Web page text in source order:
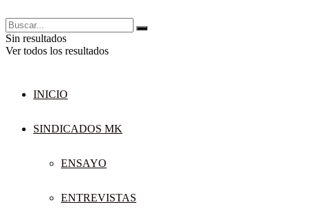
Sin resultados
Ver todos los resultados
INICIO
SINDICADOS MK
ENSAYO
ENTREVISTAS